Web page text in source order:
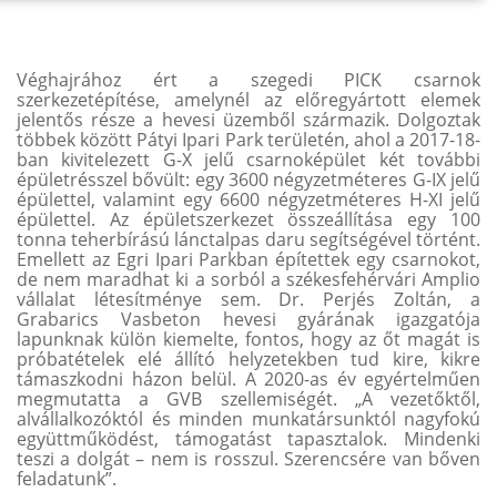
Véghajrához ért a szegedi PICK csarnok
szerkezetépítése, amelynél az előregyártott elemek
jelentős része a hevesi üzemből származik. Dolgoztak
többek között Pátyi Ipari Park területén, ahol a 2017-18-
ban kivitelezett G-X jelű csarnoképület két további
épületrésszel bővült: egy 3600 négyzetméteres G-IX jelű
épülettel, valamint egy 6600 négyzetméteres H-XI jelű
épülettel. Az épületszerkezet összeállítása egy 100
tonna teherbírású lánctalpas daru segítségével történt.
Emellett az Egri Ipari Parkban építettek egy csarnokot,
de nem maradhat ki a sorból a székesfehérvári Amplio
vállalat létesítménye sem. Dr. Perjés Zoltán, a
Grabarics Vasbeton hevesi gyárának igazgatója
lapunknak külön kiemelte, fontos, hogy az őt magát is
próbatételek elé állító helyzetekben tud kire, kikre
támaszkodni házon belül. A 2020-as év egyértelműen
megmutatta a GVB szellemiségét. „A vezetőktől,
alvállalkozóktól és minden munkatársunktól nagyfokú
együttműködést, támogatást tapasztalok. Mindenki
teszi a dolgát – nem is rosszul. Szerencsére van bőven
feladatunk”.